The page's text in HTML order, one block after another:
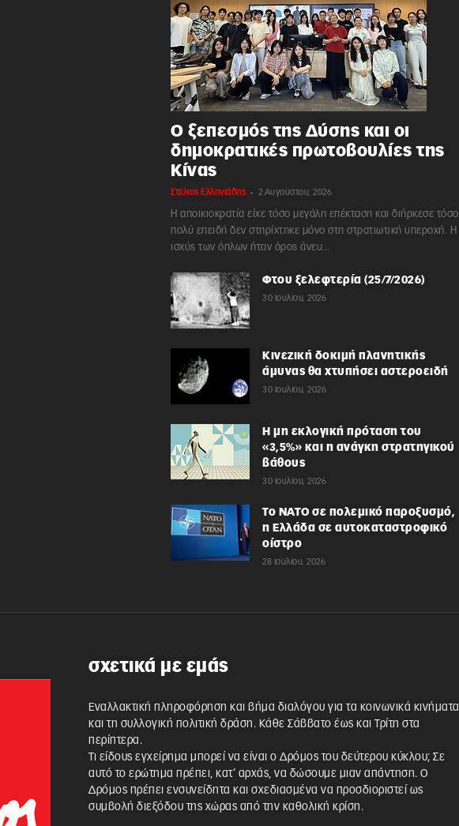
Ο ξεπεσμός της Δύσης και οι
δημοκρατικές πρωτοβουλίες της
Κίνας
Στέλιος Ελληνιάδης - 2 Αυγούστου, 2026
Η αποικιοκρατία είχε τόσο μεγάλη επέκταση και διήρκεσε τόσο
πολύ επειδή δεν στηρίχτηκε μόνο στη στρατιωτική υπεροχή. Η
ισχύς των όπλων ήταν όρος άνευ...
Φτου ξελεφτερία (25/7/2026)
30 Ιουλίου, 2026
Κινεζική δοκιμή πλανητικής
άμυνας θα χτυπήσει αστεροειδή
30 Ιουλίου, 2026
Η μη εκλογική πρόταση του
«3,5%» και η ανάγκη στρατηγικού
βάθους
30 Ιουλίου, 2026
Το ΝΑΤΟ σε πολεμικό παροξυσμό,
η Ελλάδα σε αυτοκαταστροφικό
οίστρο
28 Ιουλίου, 2026
σχετικά με εμάς
Εναλλακτική πληροφόρηση και βήμα διαλόγου για τα κοινωνικά κινήματα
και τη συλλογική πολιτική δράση. Κάθε Σάββατο έως και Τρίτη στα
περίπτερα.
Τι είδους εγχείρημα μπορεί να είναι ο Δρόμος του δεύτερου κύκλου; Σε
αυτό το ερώτημα πρέπει, κατ’ αρχάς, να δώσουμε μιαν απάντηση. Ο
Δρόμος πρέπει ενσυνείδητα και σχεδιασμένα να προσδιοριστεί ως
συμβολή διεξόδου της χώρας από την καθολική κρίση.